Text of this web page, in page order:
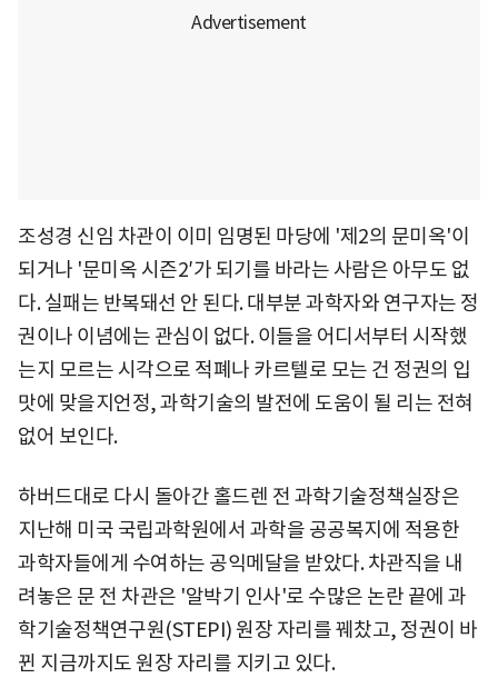
조성경 신임 차관이 이미 임명된 마당에 '제2의 문미옥'이
되거나 '문미옥 시즌2′가 되기를 바라는 사람은 아무도 없
다. 실패는 반복돼선 안 된다. 대부분 과학자와 연구자는 정
권이나 이념에는 관심이 없다. 이들을 어디서부터 시작했
는지 모르는 시각으로 적폐나 카르텔로 모는 건 정권의 입
맛에 맞을지언정, 과학기술의 발전에 도움이 될 리는 전혀
없어 보인다.
하버드대로 다시 돌아간 홀드렌 전 과학기술정책실장은
지난해 미국 국립과학원에서 과학을 공공복지에 적용한
과학자들에게 수여하는 공익메달을 받았다. 차관직을 내
려놓은 문 전 차관은 '알박기 인사'로 수많은 논란 끝에 과
학기술정책연구원(STEPI) 원장 자리를 꿰찼고, 정권이 바
뀐 지금까지도 원장 자리를 지키고 있다.